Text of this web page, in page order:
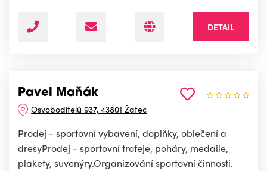
DETAIL
Pavel Maňák
Osvoboditelů 937, 43801 Žatec
Prodej - sportovní vybavení, doplňky, oblečení a
dresyProdej - sportovní trofeje, poháry, medaile,
plakety, suvenýry.Organizování sportovní činnosti.